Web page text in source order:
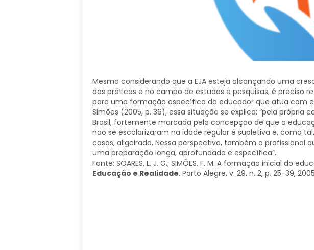
Mesmo considerando que a EJA esteja alcançando uma
das práticas e no campo de estudos e pesquisas, é preciso
para uma formação específica do educador que atua com
Simões (2005, p. 36), essa situação se explica: “pela própria
Brasil, fortemente marcada pela concepção de que a
não se escolarizaram na idade regular é supletiva e, como
casos, aligeirada. Nessa perspectiva, também o profissional
uma preparação longa, aprofundada e específica”.
Fonte: SOARES, L. J. G.; SIMÕES, F. M. A formação inicial do
Educação e Realidade, Porto Alegre, v. 29, n. 2, p. 25-39,